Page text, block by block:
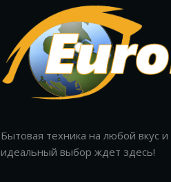
Бытовая техника на любой вкус
идеальный выбор ждет здесь!